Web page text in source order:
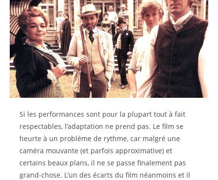
Si les performances sont pour la plupart tout à fait
respectables, l’adaptation ne prend pas. Le film se
heurte à un problème de rythme, car malgré une
caméra mouvante (et parfois approximative) et
certains beaux plans, il ne se passe finalement pas
grand-chose. L’un des écarts du film néanmoins et il